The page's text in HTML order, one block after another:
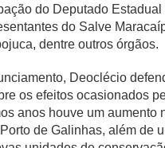
do Deputado
do Salve
dentre outros órgãos.
Deoclécio
os efeitos ocasionados
anos houve um aumento
de Galinhas, além de